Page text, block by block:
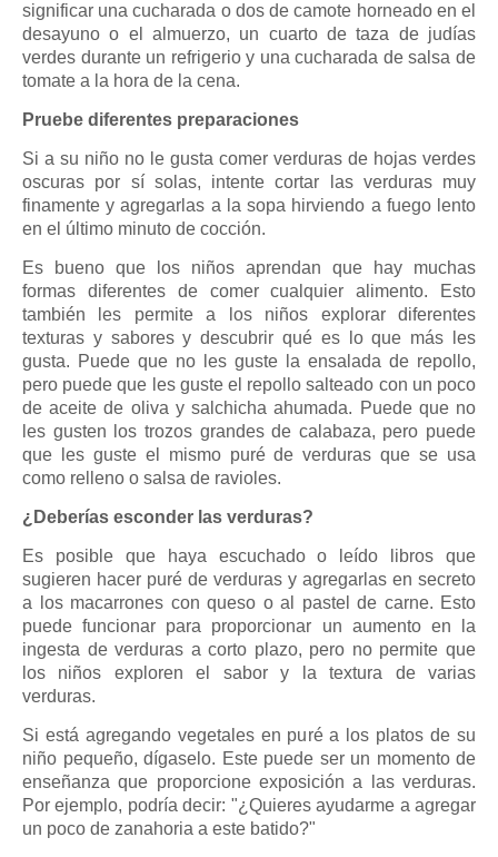
significar una cucharada o dos de camote horneado en el
desayuno o el almuerzo, un cuarto de taza de judías
verdes durante un refrigerio y una cucharada de salsa de
tomate a la hora de la cena.
Pruebe diferentes preparaciones
Si a su niño no le gusta comer verduras de hojas verdes
oscuras por sí solas, intente cortar las verduras muy
finamente y agregarlas a la sopa hirviendo a fuego lento
en el último minuto de cocción.
Es bueno que los niños aprendan que hay muchas
formas diferentes de comer cualquier alimento. Esto
también les permite a los niños explorar diferentes
texturas y sabores y descubrir qué es lo que más les
gusta. Puede que no les guste la ensalada de repollo,
pero puede que les guste el repollo salteado con un poco
de aceite de oliva y salchicha ahumada. Puede que no
les gusten los trozos grandes de calabaza, pero puede
que les guste el mismo puré de verduras que se usa
como relleno o salsa de ravioles.
¿Deberías esconder las verduras?
Es posible que haya escuchado o leído libros que
sugieren hacer puré de verduras y agregarlas en secreto
a los macarrones con queso o al pastel de carne. Esto
puede funcionar para proporcionar un aumento en la
ingesta de verduras a corto plazo, pero no permite que
los niños exploren el sabor y la textura de varias
verduras.
Si está agregando vegetales en puré a los platos de su
niño pequeño, dígaselo. Este puede ser un momento de
enseñanza que proporcione exposición a las verduras.
Por ejemplo, podría decir: "¿Quieres ayudarme a agregar
un poco de zanahoria a este batido?"